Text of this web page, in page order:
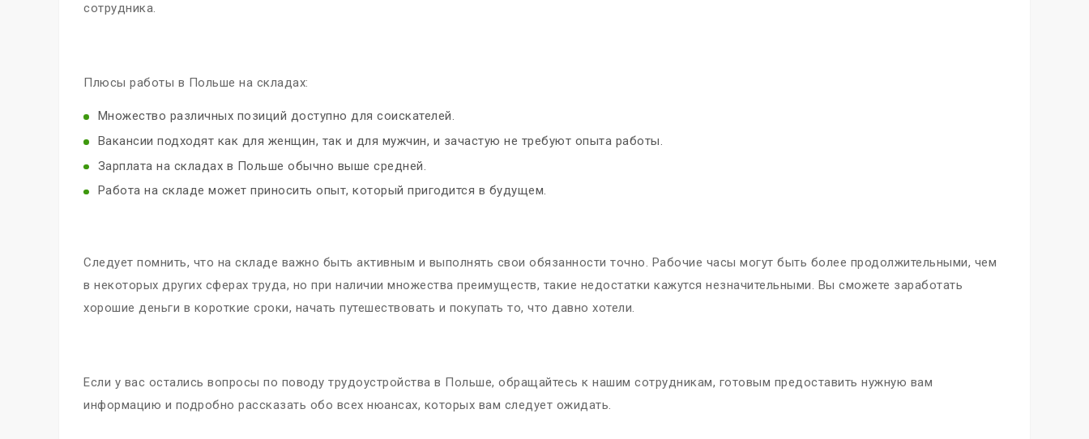
сотрудника.
Плюсы работы в Польше на складах:
Множество различных позиций доступно для соискателей.
Вакансии подходят как для женщин, так и для мужчин, и зачастую не требуют опыта работы.
Зарплата на складах в Польше обычно выше средней.
Работа на складе может приносить опыт, который пригодится в будущем.
Следует помнить, что на складе важно быть активным и выполнять свои обязанности точно. Рабочие часы могут быть более продолжительными, чем
в некоторых других сферах труда, но при наличии множества преимуществ, такие недостатки кажутся незначительными. Вы сможете заработать
хорошие деньги в короткие сроки, начать путешествовать и покупать то, что давно хотели.
Если у вас остались вопросы по поводу трудоустройства в Польше, обращайтесь к нашим сотрудникам, готовым предоставить нужную вам
информацию и подробно рассказать обо всех нюансах, которых вам следует ожидать.